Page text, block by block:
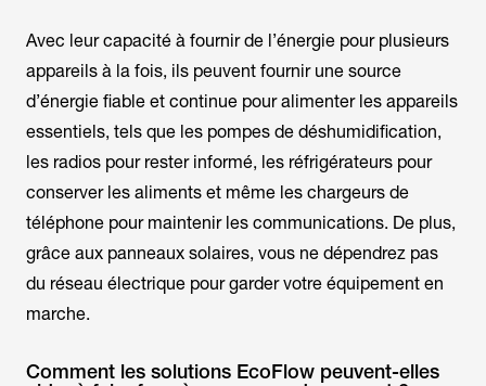
Avec leur capacité à fournir de l’énergie pour plusieurs
appareils à la fois, ils peuvent fournir une source
d’énergie fiable et continue pour alimenter les appareils
essentiels, tels que les pompes de déshumidification,
les radios pour rester informé, les réfrigérateurs pour
conserver les aliments et même les chargeurs de
téléphone pour maintenir les communications. De plus,
grâce aux panneaux solaires, vous ne dépendrez pas
du réseau électrique pour garder votre équipement en
marche.
Comment les solutions EcoFlow peuvent-elles